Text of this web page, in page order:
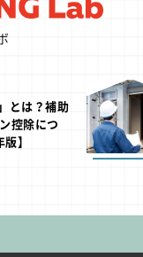
耐震等級1・2・3
違う？耐震の基
2026年版】